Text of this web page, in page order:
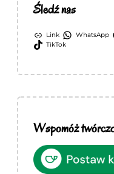
Śledź nas
Link WhatsApp
TikTok
Wspomóż